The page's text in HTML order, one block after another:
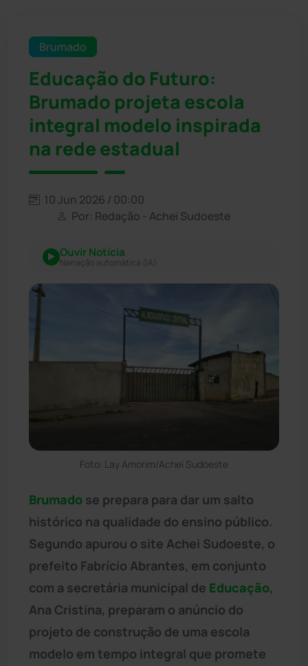
Brumado
Educação do Futuro:
Brumado projeta escola
integral modelo inspirada
na rede estadual
10 Jun 2026 / 00:00
Por: Redação - Achei Sudoeste
Ouvir Notícia
Narração automática (IA)
Foto: Lay Amorim/Achei Sudoeste
Brumado se prepara para dar um salto
histórico na qualidade do ensino público.
Segundo apurou o site Achei Sudoeste, o
prefeito Fabrício Abrantes, em conjunto
com a secretária municipal de Educação,
Ana Cristina, preparam o anúncio do
projeto de construção de uma escola
modelo em tempo integral que promete